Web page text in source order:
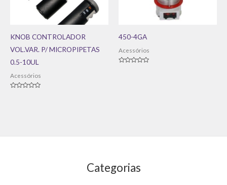
KNOB CONTROLADOR
VOL.VAR. P/ MICROPIPETAS
0.5-10UL
Acessórios
450-4GA
Acessórios
Categorias